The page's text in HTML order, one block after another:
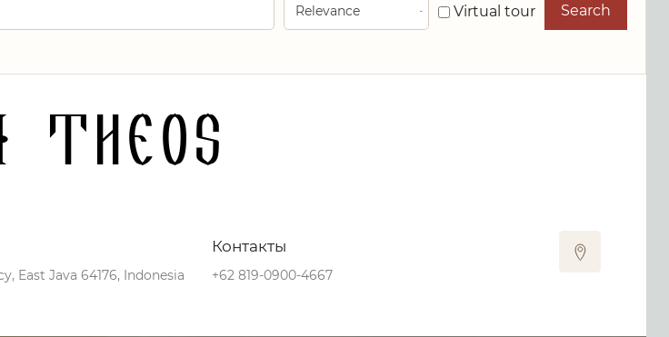
Virtual tour Search
Theos
East Java 64176, Indonesia
Контакты
+62 819-0900-4667